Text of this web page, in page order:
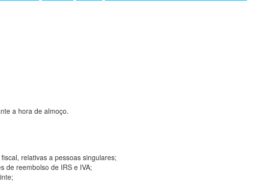
a hora de almoço.
relativas a pessoas singulares;
de reembolso de IRS e IVA;